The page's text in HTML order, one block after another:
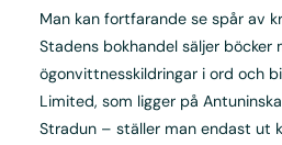
Man kan fortfarande se spår av
Stadens bokhandel säljer böcker
ögonvittnesskildringar i ord och
Limited, som ligger på
Stradun – ställer man endast ut